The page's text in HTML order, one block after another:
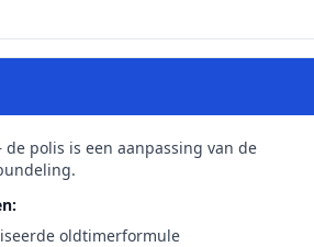
polis is een aanpassing van de
oldtimerformule